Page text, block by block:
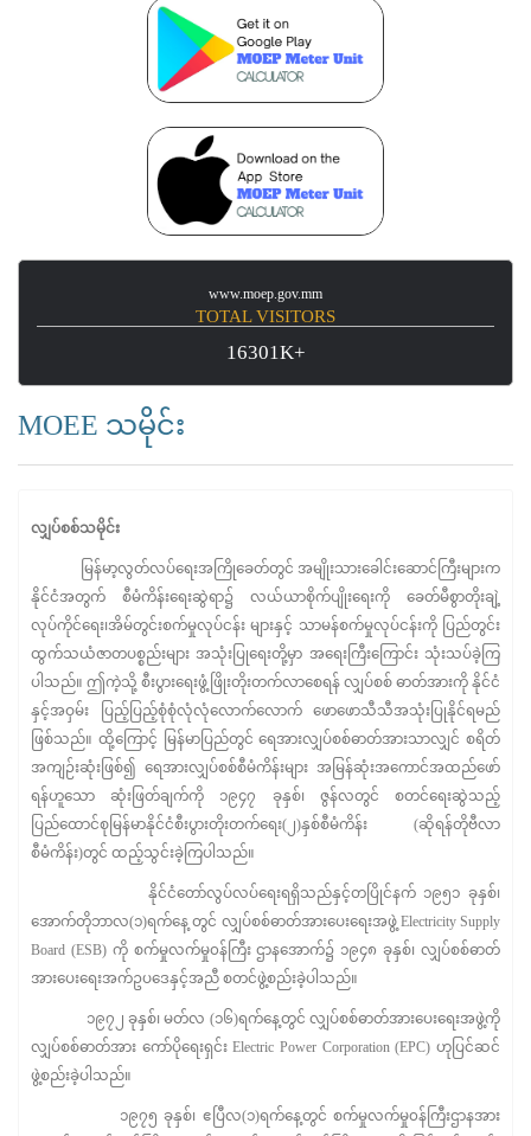
www.moep.gov.mm
TOTAL VISITORS
16301K+
MOEE သမိုင်း
လျှပ်စစ်သမိုင်း
မြန်မာ့လွတ်လပ်ရေးအကြိုခေတ်တွင် အမျိုးသားခေါင်းဆောင်ကြီးများက
နိုင်ငံအတွက် စီမံကိန်းရေးဆွဲရာ၌ လယ်ယာစိုက်ပျိုးရေးကို ခေတ်မီစွာတိုးချဲ့
လုပ်ကိုင်ရေး၊အိမ်တွင်းစက်မှုလုပ်ငန်း များနှင့် သာမန်စက်မှုလုပ်ငန်းကို ပြည်တွင်း
ထွက်သယံဇာတပစ္စည်းများ အသုံးပြုရေးတို့မှာ အရေးကြီးကြောင်း သုံးသပ်ခဲ့ကြ
ပါသည်။ ဤကဲ့သို့ စီးပွားရေးဖွံ့ဖြိုးတိုးတက်လာစေရန် လျှပ်စစ် ဓာတ်အားကို နိုင်ငံ
နှင့်အဝှမ်း ပြည့်ပြည့်စုံစုံလုံလုံလောက်လောက် ဖောဖောသီသီအသုံးပြုနိုင်ရမည်
ဖြစ်သည်။ ထို့ကြောင့် မြန်မာပြည်တွင် ရေအားလျှပ်စစ်ဓာတ်အားသာလျှင် စရိတ်
အကျဉ်းဆုံးဖြစ်၍ ရေအားလျှပ်စစ်စီမံကိန်းများ အမြန်ဆုံးအကောင်အထည်ဖော်
ရန်ဟူသော ဆုံးဖြတ်ချက်ကို ၁၉၄၇ ခုနှစ်၊ ဇွန်လတွင် စတင်ရေးဆွဲသည့်
ပြည်ထောင်စုမြန်မာနိုင်ငံစီးပွားတိုးတက်ရေး(၂)နှစ်စီမံကိန်း (ဆိုရန်တိုဗီလာ
စီမံကိန်း)တွင် ထည့်သွင်းခဲ့ကြပါသည်။
နိုင်ငံတော်လွပ်လပ်ရေးရရှိသည်နှင့်တပြိုင်နက် ၁၉၅၁ ခုနှစ်၊
အောက်တိုဘာလ(၁)ရက်နေ့ တွင် လျှပ်စစ်ဓာတ်အားပေးရေးအဖွဲ့ Electricity Supply
Board (ESB) ကို စက်မှုလက်မှု၀န်ကြီး ဌာနအောက်၌ ၁၉၄၈ ခုနှစ်၊ လျှပ်စစ်ဓာတ်
အားပေးရေးအက်ဥပဒေနှင့်အညီ စတင်ဖွဲ့စည်းခဲ့ပါသည်။
၁၉၇၂ ခုနှစ်၊ မတ်လ (၁၆)ရက်နေ့တွင် လျှပ်စစ်ဓာတ်အားပေးရေးအဖွဲ့ကို
လျှပ်စစ်ဓာတ်အား ကော်ပိုရေးရှင်း Electric Power Corporation (EPC) ဟုပြင်ဆင်
ဖွဲ့စည်းခဲ့ပါသည်။
၁၉၇၅ ခုနှစ်၊ ဧပြီလ(၁)ရက်နေ့တွင် စက်မှုလက်မှု၀န်ကြီးဌာနအား